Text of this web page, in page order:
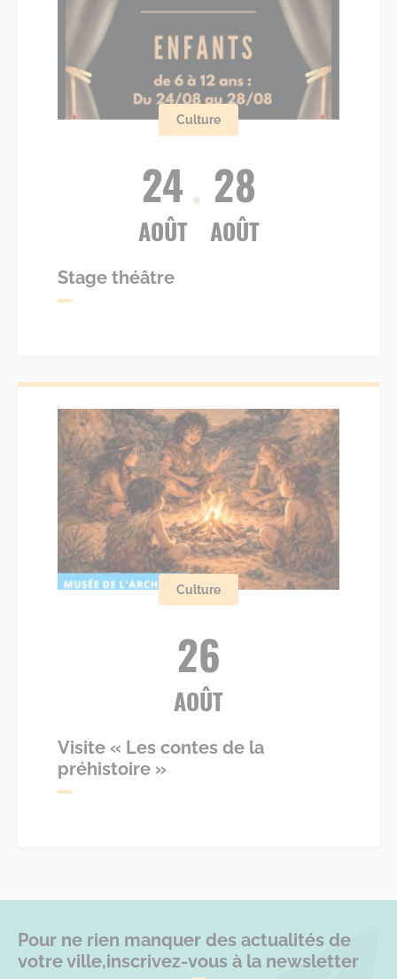
Culture
24
AOÛT
28
AOÛT
Stage théâtre
Culture
26
AOÛT
Visite « Les contes de la
préhistoire »
Pour ne rien manquer des actualités de
votre ville,inscrivez-vous à la newsletter